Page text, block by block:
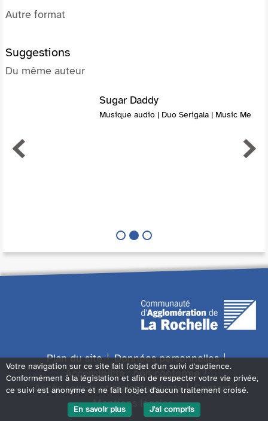
Autre format
Suggestions
Du même auteur
Sugar Daddy
Musique audio | Duo Serigala | Music Me
Plan du site
Données personnelles
Accessibilité : non conforme
Accès sourds et malentendants
Contact
Mentions légales
Votre navigation sur ce site fait l'objet d'un suivi d'audience.
Conformément à la législation et afin de respecter votre vie privée,
ce suivi est anonyme et ne fait l'objet d'aucun traitement croisé.
En savoir plus
J'ai compris